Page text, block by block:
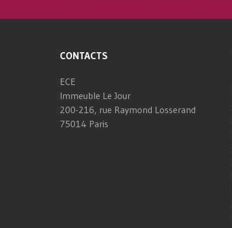
CONTACTS
ECE
Immeuble Le Jour
200-216, rue Raymond Losserand
75014 Paris